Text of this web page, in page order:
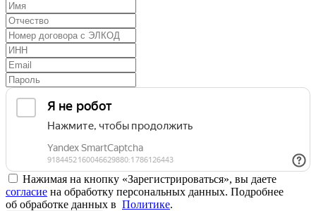
Нажимая на кнопку «Зарегистрироваться», вы даете
согласие на обработку персональных данных. Подробнее
об обработке данных в Политике.